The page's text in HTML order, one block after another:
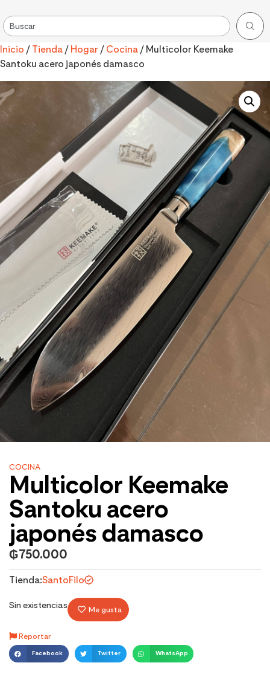
Inicio / Tienda / Hogar / Cocina / Multicolor Keemake
Santoku acero japonés damasco
COCINA
Multicolor Keemake
Santoku acero
japonés damasco
₲750.000
Tienda:SantoFilo
Sin existencias Me gusta
Reportar
Facebook Twitter WhatsApp